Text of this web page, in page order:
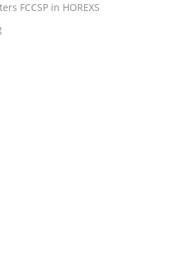
FCCSP in HOREXS